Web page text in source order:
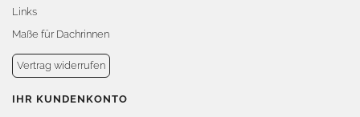
Links
Maße für Dachrinnen
Vertrag widerrufen
IHR KUNDENKONTO